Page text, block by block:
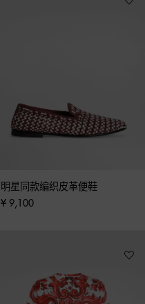
明星同款编织皮革便鞋
¥ 9,100